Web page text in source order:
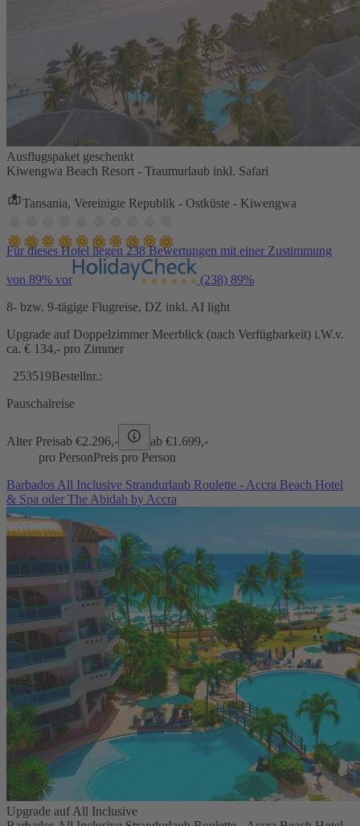
Ausflugspaket geschenkt
Kiwengwa Beach Resort - Traumurlaub inkl. Safari
Tansania, Vereinigte Republik - Ostküste - Kiwengwa
Für dieses Hotel liegen 238 Bewertungen mit einer Zustimmung
von 89% vor (238) 89%
8- bzw. 9-tägige Flugreise, DZ inkl. AI light
Upgrade auf Doppelzimmer Meerblick (nach Verfügbarkeit) i.W.v.
ca. € 134,- pro Zimmer
253519Bestellnr.:
Pauschalreise
Alter Preisab €2.296,- ab €1.699,-
pro PersonPreis pro Person
Barbados All Inclusive Strandurlaub Roulette - Accra Beach Hotel
& Spa oder The Abidah by Accra
Upgrade auf All Inclusive